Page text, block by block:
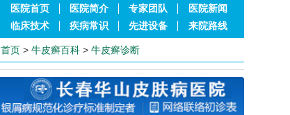
医院首页 医院简介 专家团队
医院新闻
临床技术
疾病常识 先进设备 来院路线
首页 > 牛皮癣百科 > 牛皮癣诊断